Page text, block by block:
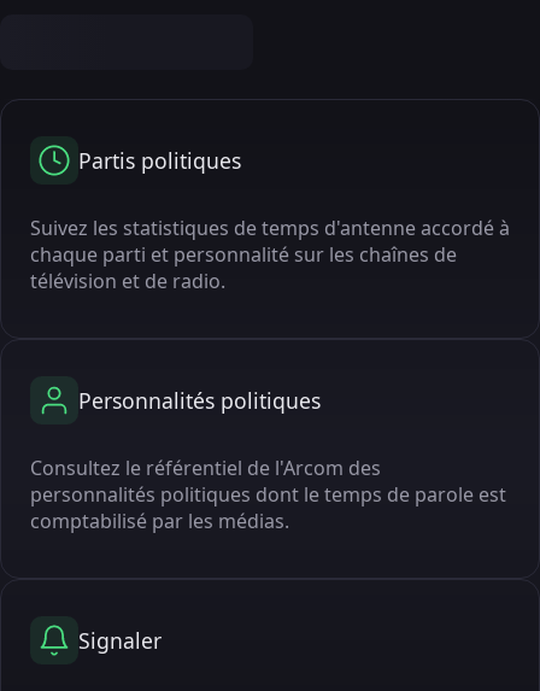
Partis politiques
Suivez les statistiques de temps d'antenne accordé à
chaque parti et personnalité sur les chaînes de
télévision et de radio.
Personnalités politiques
Consultez le référentiel de l'Arcom des
personnalités politiques dont le temps de parole est
comptabilisé par les médias.
Signaler